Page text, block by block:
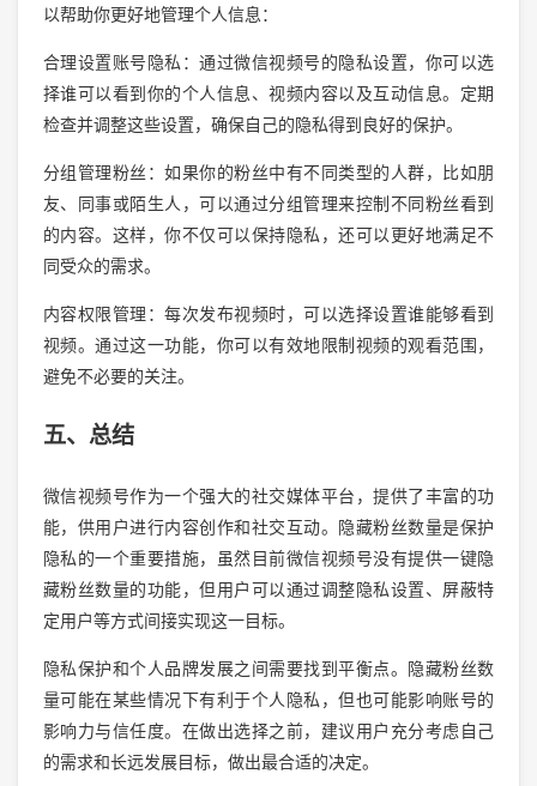
以帮助你更好地管理个人信息：
合理设置账号隐私：通过微信视频号的隐私设置，你可以选
择谁可以看到你的个人信息、视频内容以及互动信息。定期
检查并调整这些设置，确保自己的隐私得到良好的保护。
分组管理粉丝：如果你的粉丝中有不同类型的人群，比如朋
友、同事或陌生人，可以通过分组管理来控制不同粉丝看到
的内容。这样，你不仅可以保持隐私，还可以更好地满足不
同受众的需求。
内容权限管理：每次发布视频时，可以选择设置谁能够看到
视频。通过这一功能，你可以有效地限制视频的观看范围，
避免不必要的关注。
五、总结
微信视频号作为一个强大的社交媒体平台，提供了丰富的功
能，供用户进行内容创作和社交互动。隐藏粉丝数量是保护
隐私的一个重要措施，虽然目前微信视频号没有提供一键隐
藏粉丝数量的功能，但用户可以通过调整隐私设置、屏蔽特
定用户等方式间接实现这一目标。
隐私保护和个人品牌发展之间需要找到平衡点。隐藏粉丝数
量可能在某些情况下有利于个人隐私，但也可能影响账号的
影响力与信任度。在做出选择之前，建议用户充分考虑自己
的需求和长远发展目标，做出最合适的决定。